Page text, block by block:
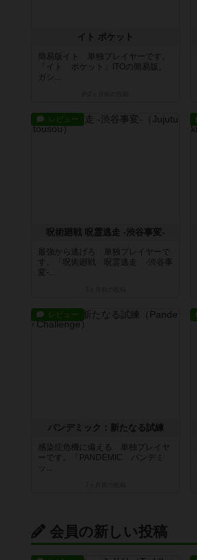
イト ポケット
簡易版イト 単独プレイヤーです。
「イト ポケット」ITOの簡易版。
ガシ...
レビュー
呪術廻戦 呪霊逃走 -渋谷事変-
最強から逃げろ 単独プレイヤーで
す。「呪術廻戦 呪霊逃走 -渋谷事
変-...
レビュー
パンデミック：新たなる試練
感染症危機に備える 単独プレイヤ
ーです。「PANDEMIC パンデミ
ッ...
会員の新しい投稿